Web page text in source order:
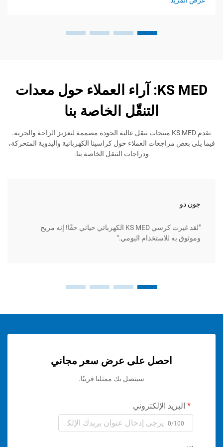
KS MED: آراء العملاء حول معدات
التنقّل الخاصة بنا
تقدم KS MED منتجات تنقل عالية الجودة مصممة لتعزيز الراحة والحرية.
العملاء حول كراسينا الكهربائية واليدوية المتحركة،
ودراجات التنقل الخاصة بنا.
"لقد غيرت كرسي KS MED الكهربائي حياتي حقًا! إنه مريح
للاستخدام اليومي."
احصل على عرض سعر مجاني
سيتصل بك ممثلنا قريبًا.
الإلكتروني